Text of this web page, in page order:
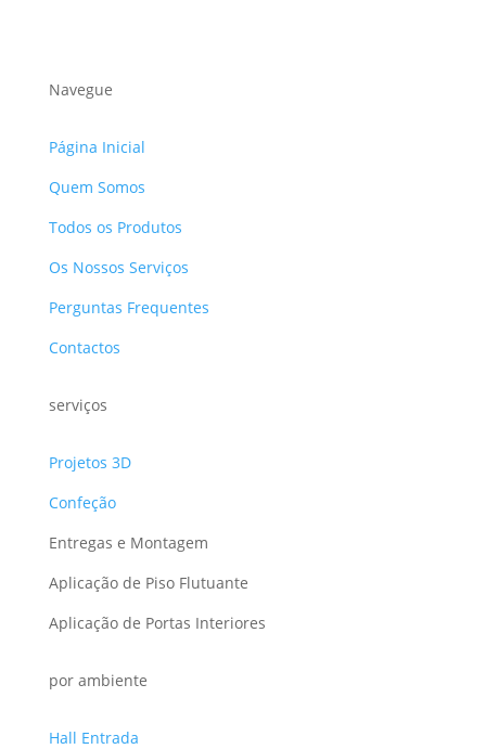
Navegue
Página Inicial
Quem Somos
Todos os Produtos
Os Nossos Serviços
Perguntas Frequentes
Contactos
serviços
Projetos 3D
Confeção
Entregas e Montagem
Aplicação de Piso Flutuante
Aplicação de Portas Interiores
por ambiente
Hall Entrada